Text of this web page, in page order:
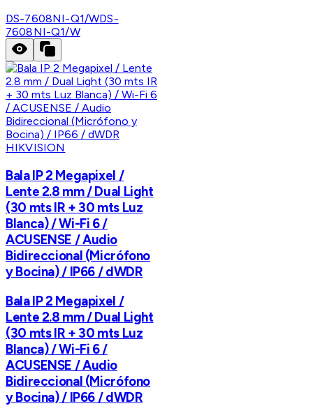
DS-7608NI-Q1/WDS-
7608NI-Q1/W
HIKVISION
Bala IP 2 Megapixel /
Lente 2.8 mm / Dual Light
(30 mts IR + 30 mts Luz
Blanca) / Wi-Fi 6 /
ACUSENSE / Audio
Bidireccional (Micrófono
y Bocina) / IP66 / dWDR
Bala IP 2 Megapixel /
Lente 2.8 mm / Dual Light
(30 mts IR + 30 mts Luz
Blanca) / Wi-Fi 6 /
ACUSENSE / Audio
Bidireccional (Micrófono
y Bocina) / IP66 / dWDR